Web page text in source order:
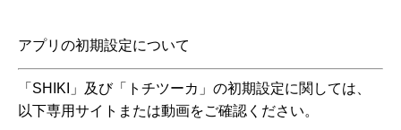
アプリの初期設定について
「SHIKI」及び「トチツーカ」の初期設定に関しては、
以下専用サイトまたは動画をご確認ください。